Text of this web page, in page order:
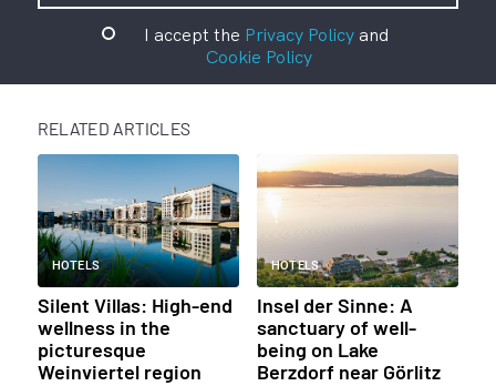
I accept the Privacy Policyand
Cookie Policy
RELATED ARTICLES
HOTELS
Silent Villas: High-end
wellness in the
picturesque
Weinviertel region
HOTELS
Insel der Sinne: A
sanctuary of well-
being on Lake
Berzdorf near Görlitz